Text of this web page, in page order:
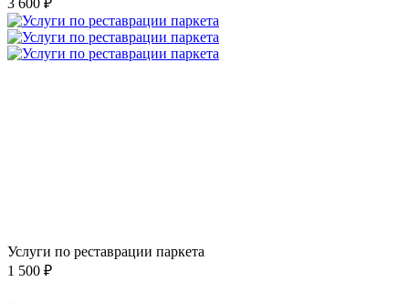
Услуги по реставрации паркета
1 500 ₽